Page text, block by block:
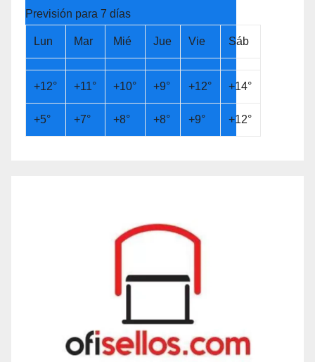
Previsión para 7 días
Lun Mar Mié Jue Vie Sáb
+12° +11° +10° +9° +12° +14°
+5° +7° +8° +8° +9° +12°